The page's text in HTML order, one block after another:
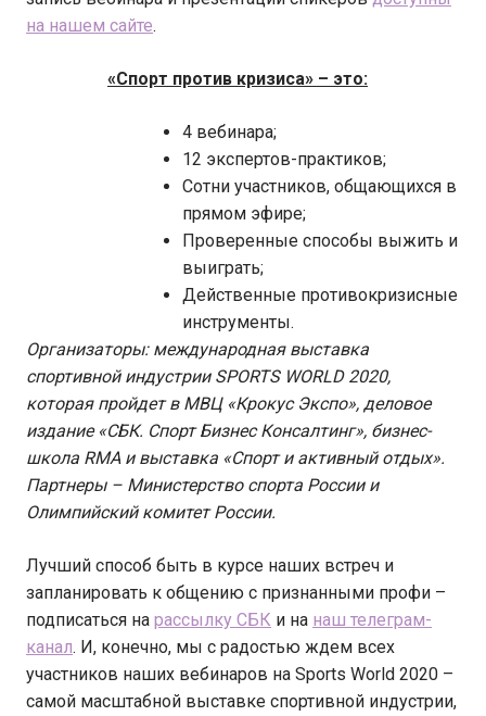
на нашем сайте.
«Спорт против кризиса» – это:
4 вебинара;
12 экспертов-практиков;
Сотни участников, общающихся в
прямом эфире;
Проверенные способы выжить и
выиграть;
Действенные противокризисные
инструменты.
Организаторы: международная выставка
спортивной индустрии SPORTS WORLD 2020,
которая пройдет в МВЦ «Крокус Экспо», деловое
издание «СБК. Спорт Бизнес Консалтинг», бизнес-
школа RMA и выставка «Спорт и активный отдых».
Партнеры – Министерство спорта России и
Олимпийский комитет России.
Лучший способ быть в курсе наших встреч и
запланировать к общению с признанными профи –
подписаться на рассылку СБК и на наш телеграм-
канал. И, конечно, мы с радостью ждем всех
участников наших вебинаров на Sports World 2020 –
самой масштабной выставке спортивной индустрии,